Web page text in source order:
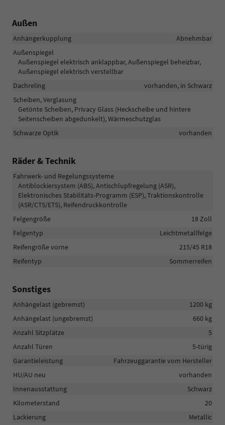
Außen
Anhängerkupplung
Abnehmbar
Außenspiegel
Außenspiegel elektrisch anklappbar, Außenspiegel beheizbar,
Außenspiegel elektrisch verstellbar
Dachreling
vorhanden, in Schwarz
Scheiben, Verglasung
Getönte Scheiben, Privacy Glass (Heckscheibe und hintere
Seitenscheiben abgedunkelt), Wärmeschutzglas
Schwarze Optik
vorhanden
Räder & Technik
Fahrwerk- und Regelungssysteme
Antiblockiersystem (ABS), Antischlupfregelung (ASR),
Elektronisches Stabilitäts-Programm (ESP), Traktionskontrolle
(ASR/CTS/ETS), Reifendruckkontrolle
Felgengröße
18 Zoll
Felgentyp
Leichtmetallfelge
Reifengröße vorne
215/45 R18
Reifentyp
Sommerreifen
Sonstiges
Anhängelast (gebremst)
1200 kg
Anhängelast (ungebremst)
660 kg
Anzahl Sitzplätze
5
Anzahl Türen
5-türig
Garantieleistung
Fahrzeuggarantie vom Hersteller
HU/AU neu
vorhanden
Innenausstattung
Schwarz
Kilometerstand
20
Lackierung
Metallic